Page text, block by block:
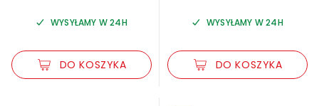
WYSYŁAMY W 24H
DO KOSZYKA
WYSYŁAMY W 24H
DO KOSZYKA